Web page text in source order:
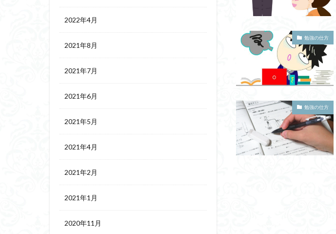
勉強の仕方
勉強の仕方
2022年4月
2021年8月
2021年7月
2021年6月
2021年5月
2021年4月
2021年2月
2021年1月
2020年11月